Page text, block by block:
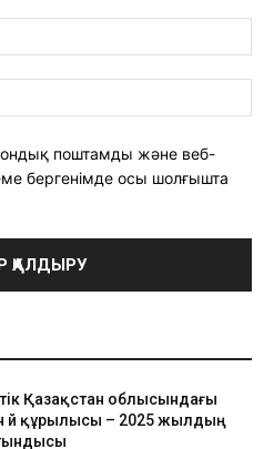
поштамды және веб-
бергенімде осы шолғышта
Қазақстан облысындағы
үй құрылысы – 2025 жылдың